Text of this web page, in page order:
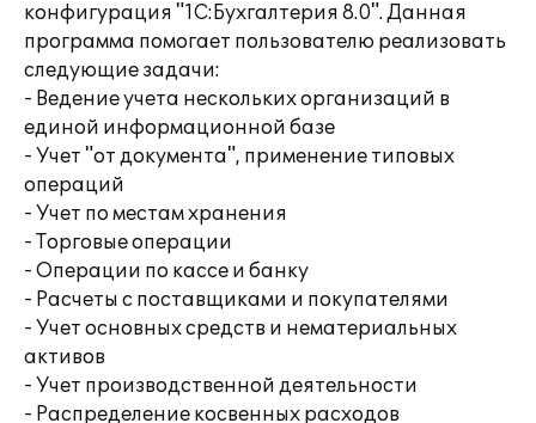
конфигурация "1С:Бухгалтерия 8.0". Данная
программа помогает пользователю реализовать
следующие задачи:
- Ведение учета нескольких организаций в
единой информационной базе
- Учет "от документа", применение типовых
операций
- Учет по местам хранения
- Торговые операции
- Операции по кассе и банку
- Расчеты с поставщиками и покупателями
- Учет основных средств и нематериальных
активов
- Учет производственной деятельности
- Распределение косвенных расходов